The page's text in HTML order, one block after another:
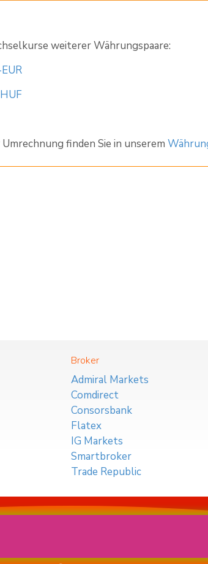
weiterer Währungspaare:
finden Sie in unserem
Broker
Admiral Markets
Comdirect
Consorsbank
Flatex
IG Markets
Smartbroker
Trade Republic